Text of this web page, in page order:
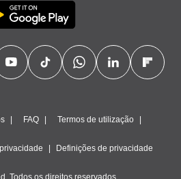
FAQ Termos de utilização
Definições de privacidade
Todos os direitos reservados